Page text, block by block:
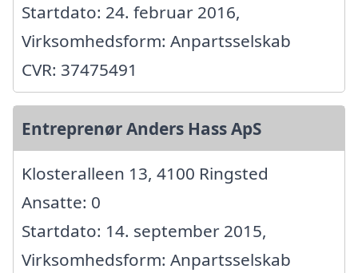
Startdato: 24. februar 2016,
Virksomhedsform: Anpartsselskab
CVR: 37475491
Entreprenør Anders Hass ApS
Klosteralleen 13, 4100 Ringsted
Ansatte: 0
Startdato: 14. september 2015,
Virksomhedsform: Anpartsselskab